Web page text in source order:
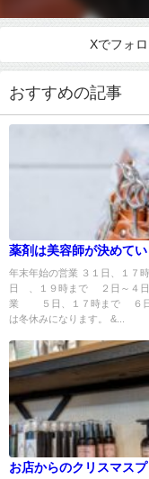
Xでフォ
おすすめの記事
薬剤は美容師が決めてい
年末年始の営業 ３１日、１７時
日 、１９時まで ２日～４日
業 ５日、１７時まで ６日
は冬休みになります。 &...
お店からのクリスマス